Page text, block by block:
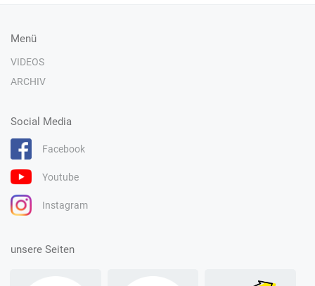
Menü
VIDEOS
ARCHIV
Social Media
Facebook
Youtube
Instagram
unsere Seiten